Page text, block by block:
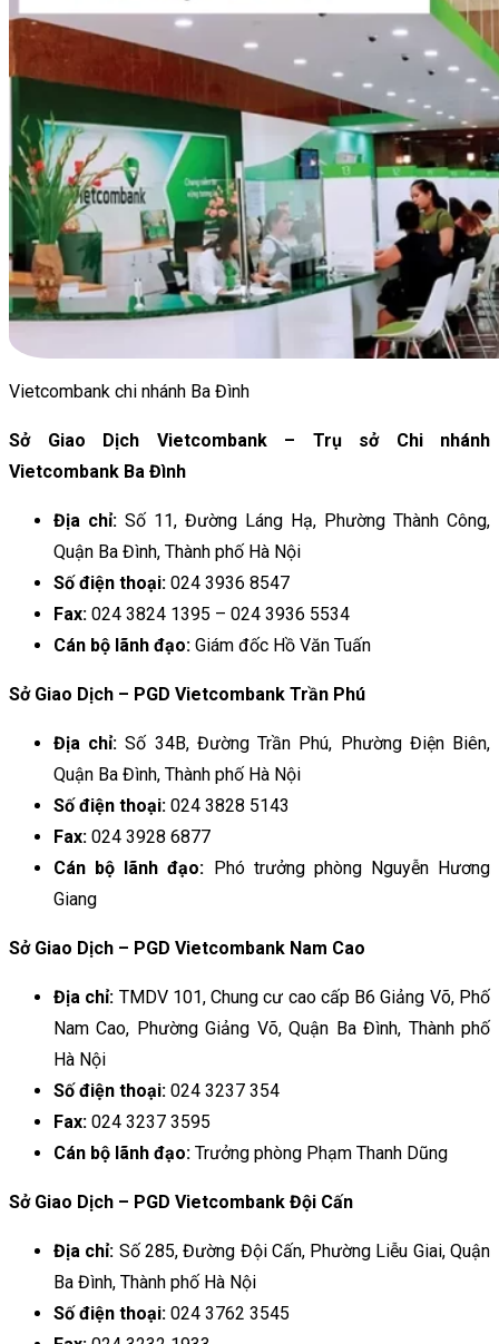
Vietcombank chi nhánh Ba Đình
Sở Giao Dịch Vietcombank – Trụ sở Chi nhánh
Vietcombank Ba Đình
Địa chỉ: Số 11, Đường Láng Hạ, Phường Thành Công,
Quận Ba Đình, Thành phố Hà Nội
Số điện thoại: 024 3936 8547
Fax: 024 3824 1395 – 024 3936 5534
Cán bộ lãnh đạo: Giám đốc Hồ Văn Tuấn
Sở Giao Dịch – PGD Vietcombank Trần Phú
Địa chỉ:Số 34B, Đường Trần Phú, Phường Điện Biên,
Quận Ba Đình, Thành phố Hà Nội
Số điện thoại: 024 3828 5143
Fax: 024 3928 6877
Cán bộ lãnh đạo: Phó trưởng phòng Nguyễn Hương
Giang
Sở Giao Dịch – PGD Vietcombank Nam Cao
Địa chỉ: TMDV 101, Chung cư cao cấp B6 Giảng Võ, Phố
Nam Cao, Phường Giảng Võ, Quận Ba Đình, Thành phố
Hà Nội
Số điện thoại: 024 3237 354
Fax: 024 3237 3595
Cán bộ lãnh đạo: Trưởng phòng Phạm Thanh Dũng
Sở Giao Dịch – PGD Vietcombank Đội Cấn
Địa chỉ: Số 285, Đường Đội Cấn, Phường Liễu Giai, Quận
Ba Đình, Thành phố Hà Nội
Số điện thoại: 024 3762 3545